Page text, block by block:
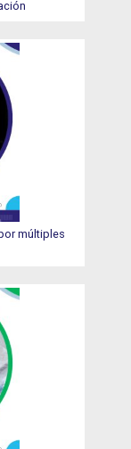
múltiples